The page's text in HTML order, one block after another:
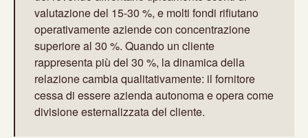
valutazione del 15-30 %, e molti fondi rifiutano
operativamente aziende con concentrazione
superiore al 30 %. Quando un cliente
rappresenta più del 30 %, la dinamica della
relazione cambia qualitativamente: il fornitore
cessa di essere azienda autonoma e opera come
divisione esternalizzata del cliente.